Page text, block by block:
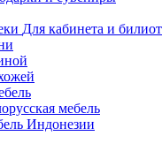
Для кабинета и
мебель
Индонезии